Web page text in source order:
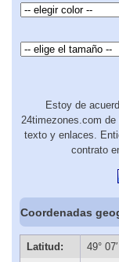
Estoy de
24timezones.com
texto y enlaces.
contrato
Coordenadas
Latitud:
49°